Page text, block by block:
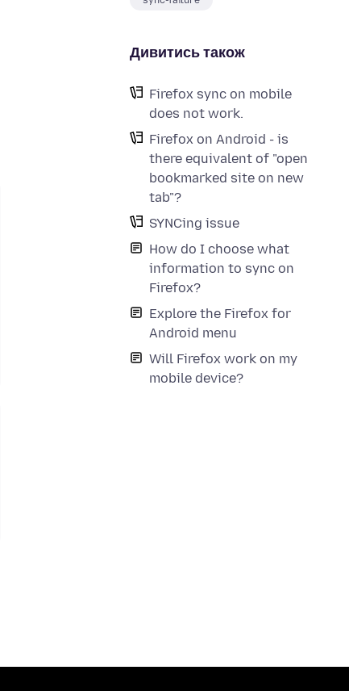
Дивитись також
Firefox sync on mobile
does not work.
Firefox on Android - is
there equivalent of "open
bookmarked site on new
tab"?
SYNCing issue
How do I choose what
information to sync on
Firefox?
Explore the Firefox for
Android menu
Will Firefox work on my
mobile device?